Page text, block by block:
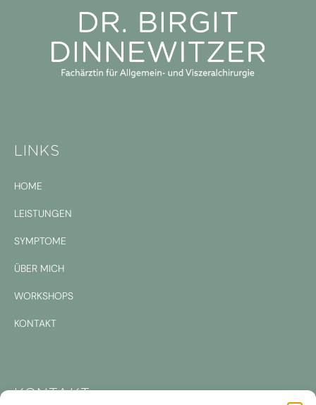
LINKS
HOME
LEISTUNGEN
SYMPTOME
ÜBER MICH
WORKSHOPS
KONTAKT
KONTAKT